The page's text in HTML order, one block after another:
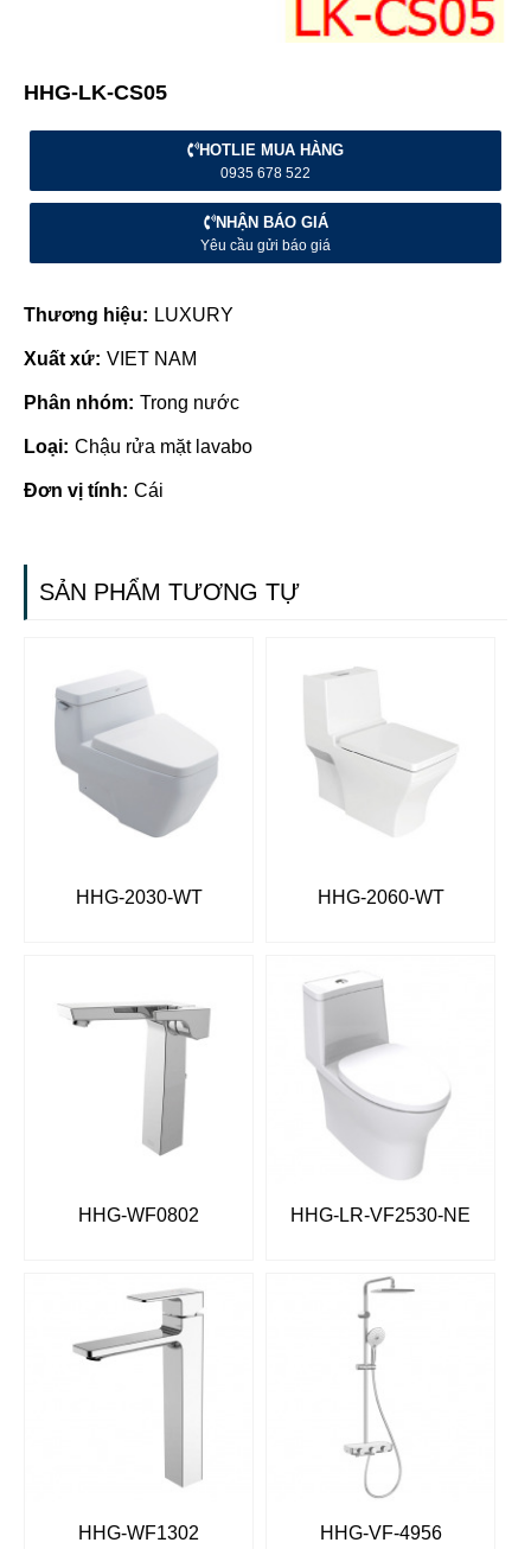
HHG-LK-CS05
HOTLIE MUA HÀNG
0935 678 522
NHẬN BÁO GIÁ
Yêu cầu gửi báo giá
Thương hiệu: LUXURY
Xuất xứ: VIET NAM
Phân nhóm: Trong nước
Loại: Chậu rửa mặt lavabo
Đơn vị tính: Cái
SẢN PHẨM TƯƠNG TỰ
HHG-2030-WT HHG-2060-WT
HHG-WF0802 HHG-LR-VF2530-NE
HHG-WF1302 HHG-VF-4956